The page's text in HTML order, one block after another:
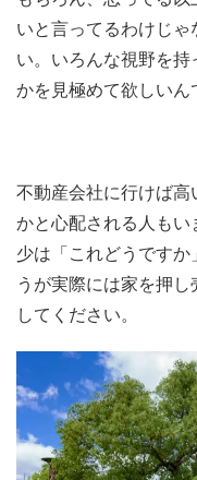
いと言ってるわけじ
い。いろんな視野を
かを見極めて欲しいん
不動産会社に行けば
かと心配される人も
少は「これどうですか
うが実際には家を押
してください。